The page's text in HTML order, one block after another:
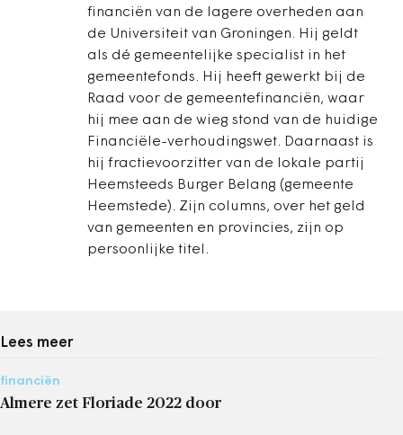
financiën van de lagere overheden aan
de Universiteit van Groningen. Hij geldt
als dé gemeentelijke specialist in het
gemeentefonds. Hij heeft gewerkt bij de
Raad voor de gemeentefinanciën, waar
hij mee aan de wieg stond van de huidige
Financiële-verhoudingswet. Daarnaast is
hij fractievoorzitter van de lokale partij
Heemsteeds Burger Belang (gemeente
Heemstede). Zijn columns, over het geld
van gemeenten en provincies, zijn op
persoonlijke titel.
Lees meer
financiën
Almere zet Floriade 2022 door